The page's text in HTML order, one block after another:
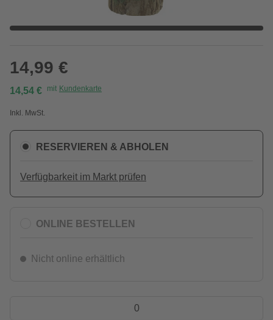
14,99 €
14,54 € mit Kundenkarte
Inkl. MwSt.
RESERVIEREN & ABHOLEN
Verfügbarkeit im Markt prüfen
ONLINE BESTELLEN
Nicht online erhältlich